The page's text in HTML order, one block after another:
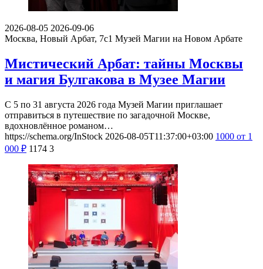
2026-08-05 2026-09-06
Москва, Новый Арбат, 7с1 Музей Магии на Новом Арбате
Мистический Арбат: тайны Москвы
и магия Булгакова в Музее Магии
С 5 по 31 августа 2026 года Музей Магии приглашает
отправиться в путешествие по загадочной Москве,
вдохновлённое романом…
https://schema.org/InStock 2026-08-05T11:37:00+03:00 1000 от 1
000 ₽ 1174 3